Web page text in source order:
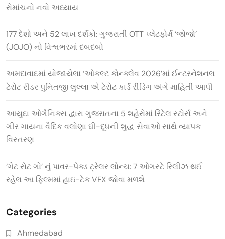
રોમાંચનો નવો અધ્યાય
177 દેશો અને 52 લાખ દર્શકો: ગુજરાતી OTT પ્લેટફોર્મ ‘જોજો’
(JOJO) નો વિશ્વભરમાં દબદબો
અમદાવાદમાં યોજાયેલા ‘ઓકલ્ટ કોન્ક્લેવ 2026’માં ઈન્ટરનેશનલ
ટેરોટ રીડર પુનિતજી લુલ્લા એ ટેરોટ કાર્ડ રીડિંગ અંગે માહિતી આપી
આયુદા ઓર્ગેનિક્સ દ્વારા ગુજરાતના 5 શહેરોમાં રિટેલ સ્ટોર્સ અને
ગીર ગાયના વૈદિક વલોણા ઘી-દૂધની શુદ્ધ સેવાઓ સાથે વ્યાપક
વિસ્તરણ
‘ગેટ સેટ ગો’ નું પાવર-પેક્ડ ટ્રેલર લોન્ચ: 7 ઓગસ્ટે રિલીઝ થઈ
રહેલ આ ફિલ્મમાં હાઇ-ટેક VFX જોવા મળશે
Categories
Ahmedabad